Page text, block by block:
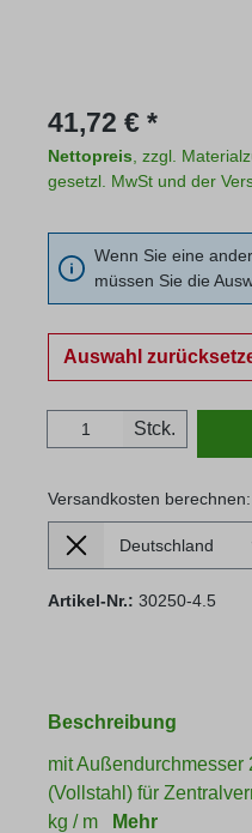
Regulärer Preis:
41,72 € *
Nettopreis , zzgl.
gesetzl. MwSt und der
Wenn Sie eine
müssen Sie die
Auswahl
Produkt Anzahl:
Stck.
Versandkosten berechnen:
Lieferland
Versandkosten berechnen:
Artikel-Nr.: 30250-4.5
Beschreibung
mit
(Vollstahl) für
kg / m
Mehr